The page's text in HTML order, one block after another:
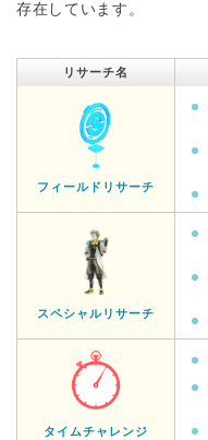
存在しています。
リサーチ名
フィールドリサーチ
スペシャルリサーチ
タイムチャレンジ